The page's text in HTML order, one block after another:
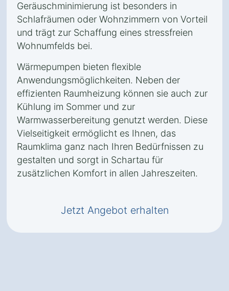
Geräuschminimierung ist besonders in
Schlafräumen oder Wohnzimmern von Vorteil
und trägt zur Schaffung eines stressfreien
Wohnumfelds bei.
Wärmepumpen bieten flexible
Anwendungsmöglichkeiten. Neben der
effizienten Raumheizung können sie auch zur
Kühlung im Sommer und zur
Warmwasserbereitung genutzt werden. Diese
Vielseitigkeit ermöglicht es Ihnen, das
Raumklima ganz nach Ihren Bedürfnissen zu
gestalten und sorgt in Schartau für
zusätzlichen Komfort in allen Jahreszeiten.
Jetzt Angebot erhalten